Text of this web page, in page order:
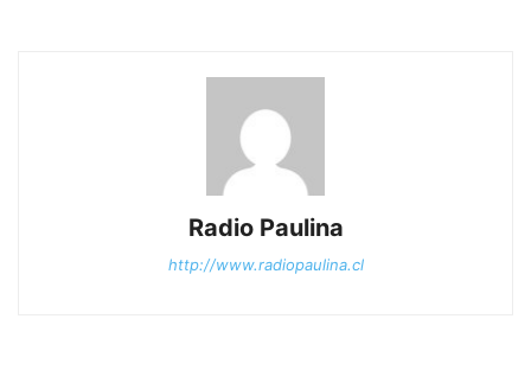
Radio Paulina
http://www.radiopaulina.cl